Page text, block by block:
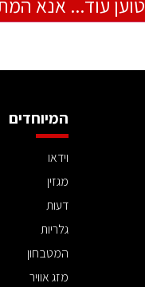
המיוחדים
וידאו
מגזין
דעות
גלריות
המטבחון
מזג אוויר